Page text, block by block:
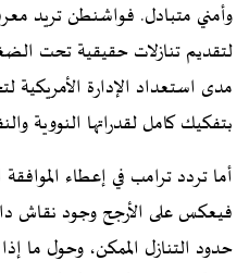
وأمني متبادل. فواشنطن تريد
لتقديم تنازلات حقيقية تحت
مدى استعداد الإدارة الأمريكية
بتفكيك كامل لقدراتها النووية
أما تردد ترامب في إعطاء الموافقة
فيعكس على الأرجح وجود نقاش
حدود التنازل الممكن، وحول ما